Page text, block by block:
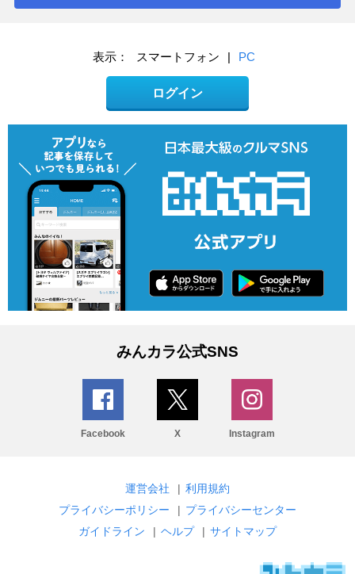
表示： スマートフォン PC
ログイン
みんカラ公式SNS
Facebook X Instagram
運営会社 | 利用規約
プライバシーポリシー
| プライバシーセンター
ガイドライン
| ヘルプ | サイトマップ